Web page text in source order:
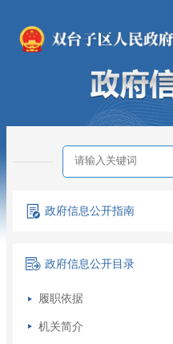
政府信息公开指南
政府信息公开目录
履职依据
机关简介